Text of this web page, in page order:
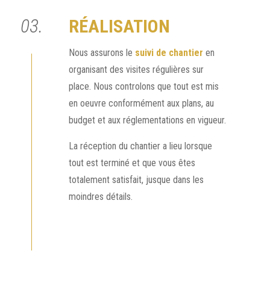
03. RÉALISATION
Nous assurons le suivi de chantier en
organisant des visites régulières sur
place. Nous controlons que tout est mis
en oeuvre conformément aux plans, au
budget et aux réglementations en vigueur.
La réception du chantier a lieu lorsque
tout est terminé et que vous êtes
totalement satisfait, jusque dans les
moindres détails.